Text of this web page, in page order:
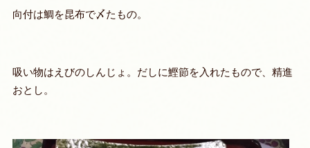
向付は鯛を昆布で〆たもの。
吸い物はえびのしんじょ。だしに鰹節を入れたもので、精進
おとし。